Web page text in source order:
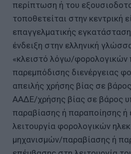
περίπτωση ή του
τοποθετείται στην κεντρική
επαγγελματικής
ένδειξη στην ελληνική
«κλειστό λόγω/
παρεμπόδισης διενέργειας
απειλής χρήσης βίας σε
ΑΑΔΕ/χρήσης βίας σε βάρος
παραβίασης ή παραποίησης ή
λειτουργία φορολογικών
μηχανισμών/παραβίασης ή